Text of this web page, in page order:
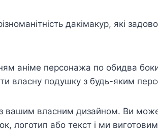
дакімакур, які
аніме персонажа по обидва
власну подушку з будь-яким
вашим власним дизайном. Ви
логотип або текст і ми